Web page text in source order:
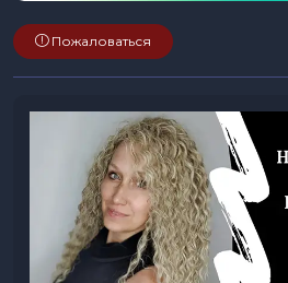
Пожаловаться